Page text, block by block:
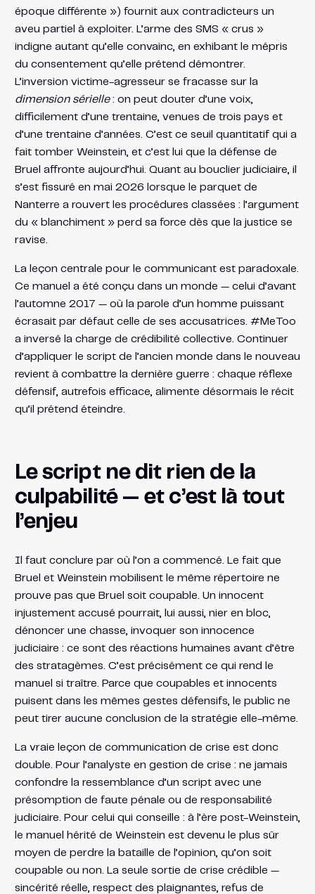
époque différente ») fournit aux contradicteurs un
aveu partiel à exploiter. L’arme des SMS « crus »
indigne autant qu’elle convainc, en exhibant le mépris
du consentement qu’elle prétend démontrer.
L’inversion victime-agresseur se fracasse sur la
dimension sérielle: on peut douter d’une voix,
difficilement d’une trentaine, venues de trois pays et
d’une trentaine d’années. C’est ce seuil quantitatif qui a
fait tomber Weinstein, et c’est lui que la défense de
Bruel affronte aujourd’hui. Quant au bouclier judiciaire, il
s’est fissuré en mai 2026 lorsque le parquet de
Nanterre a rouvert les procédures classées : l’argument
du « blanchiment » perd sa force dès que la justice se
ravise.
La leçon centrale pour le communicant est paradoxale.
Ce manuel a été conçu dans un monde — celui d’avant
l’automne 2017 — où la parole d’un homme puissant
écrasait par défaut celle de ses accusatrices. #MeToo
a inversé la charge de crédibilité collective. Continuer
d’appliquer le script de l’ancien monde dans le nouveau
revient à combattre la dernière guerre : chaque réflexe
défensif, autrefois efficace, alimente désormais le récit
qu’il prétend éteindre.
Le script ne dit rien de la
culpabilité — et c’est là tout
l’enjeu
Il faut conclure par où l’on a commencé. Le fait que
Bruel et Weinstein mobilisent le même répertoire ne
prouve pas que Bruel soit coupable. Un innocent
injustement accusé pourrait, lui aussi, nier en bloc,
dénoncer une chasse, invoquer son innocence
judiciaire : ce sont des réactions humaines avant d’être
des stratagèmes. C’est précisément ce qui rend le
manuel si traître. Parce que coupables et innocents
puisent dans les mêmes gestes défensifs, le public ne
peut tirer aucune conclusion de la stratégie elle-même.
La vraie leçon de communication de crise est donc
double. Pour l’analyste en gestion de crise : ne jamais
confondre la ressemblance d’un script avec une
présomption de faute pénale ou de responsabilité
judiciaire. Pour celui qui conseille : à l’ère post-Weinstein,
le manuel hérité de Weinstein est devenu le plus sûr
moyen de perdre la bataille de l’opinion, qu’on soit
coupable ou non. La seule sortie de crise crédible —
sincérité réelle, respect des plaignantes, refus de